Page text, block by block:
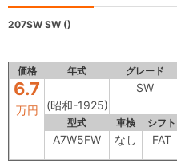
207SW SW ()
価格 年式 グレード
6.7
万円 (昭和-1925)
SW
型式 車検 シフト
A7W5FW なし FAT